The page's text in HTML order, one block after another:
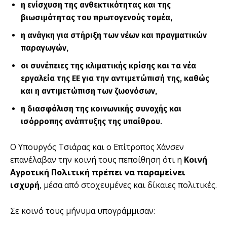
η ενίσχυση της ανθεκτικότητας και της
βιωσιμότητας του πρωτογενούς τομέα,
η ανάγκη για στήριξη των νέων και πραγματικών
παραγωγών,
οι συνέπειες της κλιματικής κρίσης και τα νέα
εργαλεία της ΕΕ για την αντιμετώπισή της, καθώς
και η αντιμετώπιση των ζωονόσων,
η διασφάλιση της κοινωνικής συνοχής και
ισόρροπης ανάπτυξης της υπαίθρου.
Ο Υπουργός Τσιάρας και ο Επίτροπος Χάνσεν
επανέλαβαν την κοινή τους πεποίθηση ότι η Κοινή
Αγροτική Πολιτική πρέπει να παραμείνει
ισχυρή, μέσα από στοχευμένες και δίκαιες πολιτικές.
Σε κοινό τους μήνυμα υπογράμμισαν: